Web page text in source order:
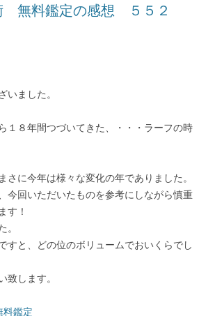
無料鑑定の感想 ５５２
いました。
１８年間つづいてきた、・・・ラーフの時
さに今年は様々な変化の年でありました。
今回いただいたものを参考にしながら慎重
す！
すと、どの位のボリュームでおいくらでし
致します。
鑑定